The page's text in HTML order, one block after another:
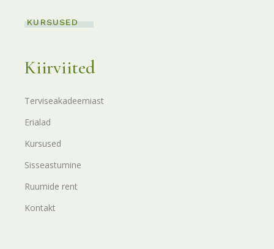
KURSUSED
Kiirviited
Terviseakadeemiast
Erialad
Kursused
Sisseastumine
Ruumide rent
Kontakt